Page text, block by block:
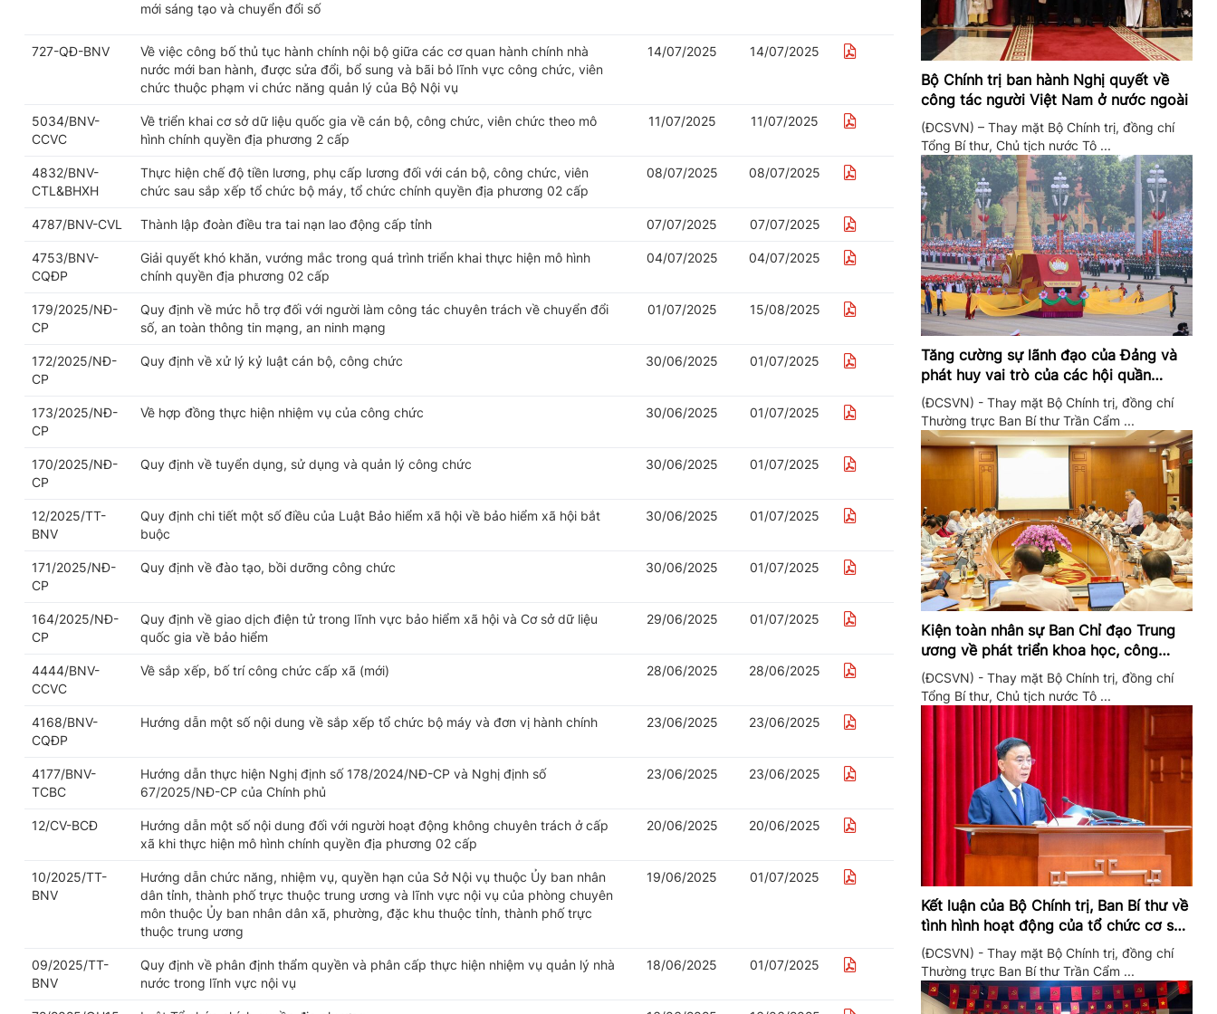
mới sáng tạo và chuyển đổi số
727-QĐ-BNV
Về việc công bố thủ tục hành chính nội bộ giữa các cơ quan hành chính nhà
nước mới ban hành, được sửa đổi, bổ sung và bãi bỏ lĩnh vực công chức, viên
chức thuộc phạm vi chức năng quản lý của Bộ Nội vụ
14/07/2025 14/07/2025
5034/BNV-
CCVC
Về triển khai cơ sở dữ liệu quốc gia về cán bộ, công chức, viên chức theo mô
hình chính quyền địa phương 2 cấp
11/07/2025 11/07/2025
4832/BNV-
CTL&BHXH
Thực hiện chế độ tiền lương, phụ cấp lương đối với cán bộ, công chức, viên
chức sau sắp xếp tổ chức bộ máy, tổ chức chính quyền địa phương 02 cấp
08/07/2025 08/07/2025
4787/BNV-CVL Thành lập đoàn điều tra tai nạn lao động cấp tỉnh 07/07/2025 07/07/2025
4753/BNV-
CQĐP
Giải quyết khó khăn, vướng mắc trong quá trình triển khai thực hiện mô hình
chính quyền địa phương 02 cấp
04/07/2025 04/07/2025
179/2025/NĐ-
CP
Quy định về mức hỗ trợ đối với người làm công tác chuyên trách về chuyển đổi
số, an toàn thông tin mạng, an ninh mạng
01/07/2025 15/08/2025
172/2025/NĐ-
CP
Quy định về xử lý kỷ luật cán bộ, công chức 30/06/2025 01/07/2025
173/2025/NĐ-
CP
Về hợp đồng thực hiện nhiệm vụ của công chức 30/06/2025 01/07/2025
170/2025/NĐ-
CP
Quy định về tuyển dụng, sử dụng và quản lý công chức 30/06/2025 01/07/2025
12/2025/TT-
BNV
Quy định chi tiết một số điều của Luật Bảo hiểm xã hội về bảo hiểm xã hội bắt
buộc
30/06/2025 01/07/2025
171/2025/NĐ-
CP
Quy định về đào tạo, bồi dưỡng công chức 30/06/2025 01/07/2025
164/2025/NĐ-
CP
Quy định về giao dịch điện tử trong lĩnh vực bảo hiểm xã hội và Cơ sở dữ liệu
quốc gia về bảo hiểm
29/06/2025 01/07/2025
4444/BNV-
CCVC
Về sắp xếp, bố trí công chức cấp xã (mới) 28/06/2025 28/06/2025
4168/BNV-
CQĐP
Hướng dẫn một số nội dung về sắp xếp tổ chức bộ máy và đơn vị hành chính 23/06/2025 23/06/2025
4177/BNV-
TCBC
Hướng dẫn thực hiện Nghị định số 178/2024/NĐ-CP và Nghị định số
67/2025/NĐ-CP của Chính phủ
23/06/2025 23/06/2025
12/CV-BCĐ
Hướng dẫn một số nội dung đối với người hoạt động không chuyên trách ở cấp
xã khi thực hiện mô hình chính quyền địa phương 02 cấp
20/06/2025 20/06/2025
10/2025/TT-
BNV
Hướng dẫn chức năng, nhiệm vụ, quyền hạn của Sở Nội vụ thuộc Ủy ban nhân
dân tỉnh, thành phố trực thuộc trung ương và lĩnh vực nội vụ của phòng chuyên
môn thuộc Ủy ban nhân dân xã, phường, đặc khu thuộc tỉnh, thành phố trực
thuộc trung ương
19/06/2025 01/07/2025
09/2025/TT-
BNV
Quy định về phân định thẩm quyền và phân cấp thực hiện nhiệm vụ quản lý nhà
nước trong lĩnh vực nội vụ
18/06/2025 01/07/2025
Bộ Chính trị ban hành Nghị quyết về
công tác người Việt Nam ở nước ngoài
(ĐCSVN) – Thay mặt Bộ Chính trị, đồng chí
Tổng Bí thư, Chủ tịch nước Tô ...
Tăng cường sự lãnh đạo của Đảng và
phát huy vai trò của các hội quần
chúng trong giai đoạn phát triển mới
(ĐCSVN) - Thay mặt Bộ Chính trị, đồng chí
Thường trực Ban Bí thư Trần Cẩm ...
Kiện toàn nhân sự Ban Chỉ đạo Trung
ương về phát triển khoa học, công
nghệ, đổi mới sáng tạo và chuyển đổi
số
(ĐCSVN) - Thay mặt Bộ Chính trị, đồng chí
Tổng Bí thư, Chủ tịch nước Tô ...
Kết luận của Bộ Chính trị, Ban Bí thư về
tình hình hoạt động của tổ chức cơ sở
đảng trong quý II/2026
(ĐCSVN) - Thay mặt Bộ Chính trị, đồng chí
Thường trực Ban Bí thư Trần Cẩm ...